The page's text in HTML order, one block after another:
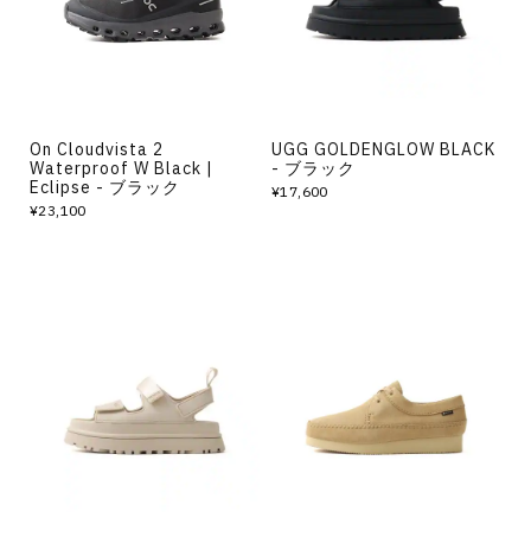
On Cloudvista 2
Waterproof W Black |
Eclipse - ブラック
¥23,100
UGG GOLDENGLOW BLACK
- ブラック
¥17,600